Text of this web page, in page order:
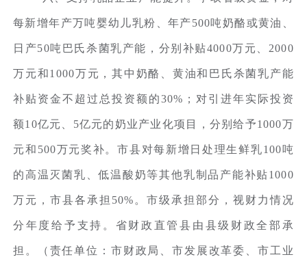
每新增年产万吨婴幼儿乳粉、年产500吨奶酪或黄油、
日产50吨巴氏杀菌乳产能，分别补贴4000万元、2000
万元和1000万元，其中奶酪、黄油和巴氏杀菌乳产能
补贴资金不超过总投资额的30%；对引进年实际投资
额10亿元、5亿元的奶业产业化项目，分别给予1000万
元和500万元奖补。市县对每新增日处理生鲜乳100吨
的高温灭菌乳、低温酸奶等其他乳制品产能补贴1000
万元，市县各承担50%。市级承担部分，视财力情况
分年度给予支持。省财政直管县由县级财政全部承
担。（责任单位：市财政局、市发展改革委、市工业